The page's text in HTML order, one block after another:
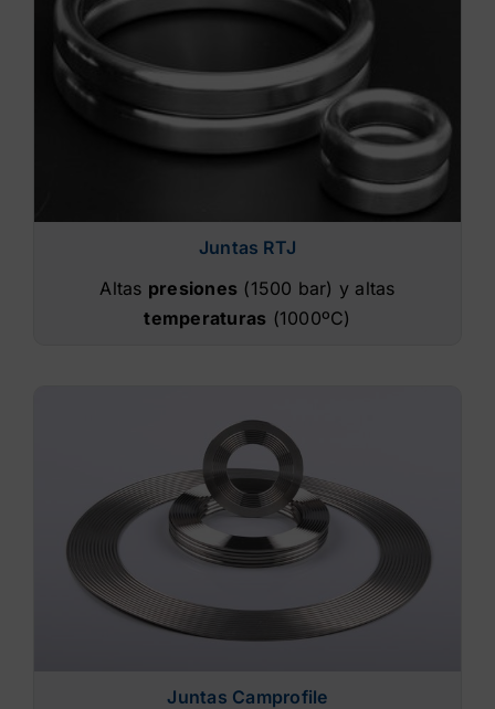
Juntas RTJ
Altas presiones (1500 bar) y altas
temperaturas (1000ºC)
Juntas Camprofile